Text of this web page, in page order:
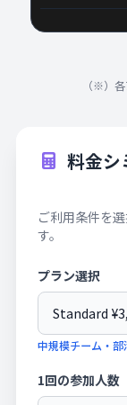
（※）
料金シ
ご利用条件を
す。
プラン選択
中規模チーム・部
1回の参加人数